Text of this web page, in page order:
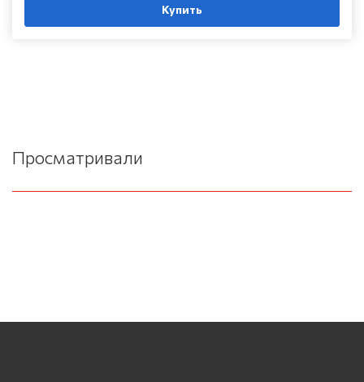
Купить
Просматривали